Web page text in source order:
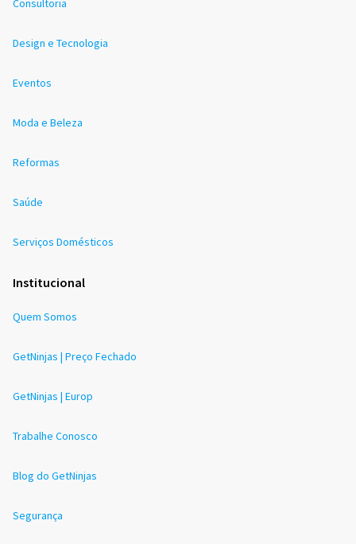
Consultoria
Design e Tecnologia
Eventos
Moda e Beleza
Reformas
Saúde
Serviços Domésticos
Institucional
Quem Somos
GetNinjas | Preço Fechado
GetNinjas | Europ
Trabalhe Conosco
Blog do GetNinjas
Segurança